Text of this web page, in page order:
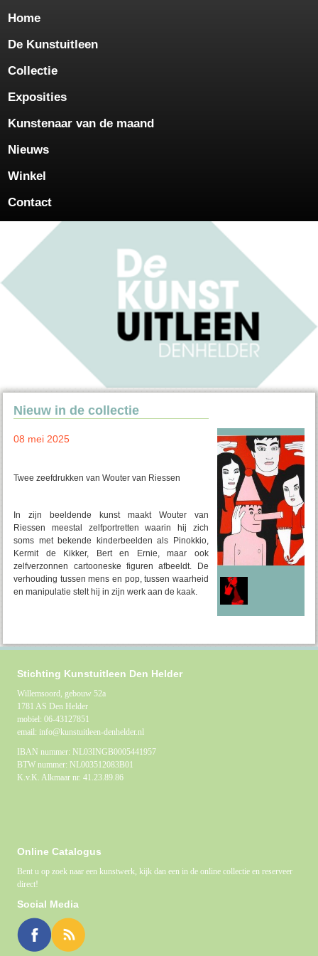
Home
De Kunstuitleen
Collectie
Exposities
Kunstenaar van de maand
Nieuws
Winkel
Contact
Nieuw in de collectie
08 mei 2025
Twee zeefdrukken van Wouter van Riessen
In zijn beeldende kunst maakt Wouter van
Riessen meestal zelfportretten waarin hij zich
soms met bekende kinderbeelden als Pinokkio,
Kermit de Kikker, Bert en Ernie, maar ook
zelfverzonnen cartooneske figuren afbeeldt. De
verhouding tussen mens en pop, tussen waarheid
en manipulatie stelt hij in zijn werk aan de kaak.
Stichting Kunstuitleen Den Helder
Willemsoord, gebouw 52a
1781 AS Den Helder
mobiel: 06-43127851
email: info@kunstuitleen-denhelder.nl
IBAN nummer: NL03INGB0005441957
BTW nummer: NL003512083B01
K.v.K. Alkmaar nr. 41.23.89.86
Online Catalogus
Bent u op zoek naar een kunstwerk, kijk dan een in de online collectie en reserveer
direct!
Social Media